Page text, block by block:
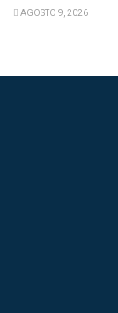
AGOSTO 9, 2026